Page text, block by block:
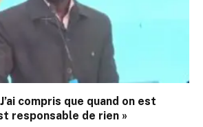
compris que quand on est
responsable de rien »